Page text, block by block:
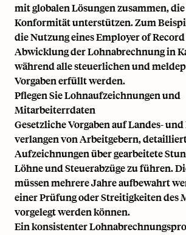
mit globalen Lösungen zusammen,
Konformität unterstützen. Zum
die Nutzung einesEmployer of Record
Abwicklung der Lohnabrechnung in
während alle steuerlichen und
Vorgaben erfüllt werden.
Pflegen Sie Lohnaufzeichnungen und
Mitarbeiterrdaten
Gesetzliche Vorgaben auf Landes-
verlangen von Arbeitgebern,
Aufzeichnungen über gearbeitete
Löhne und Steuerabzüge zu führen.
müssen mehrere Jahre aufbewahrt
einer Prüfung oder Streitigkeiten des
vorgelegt werden können.
Ein konsistenter